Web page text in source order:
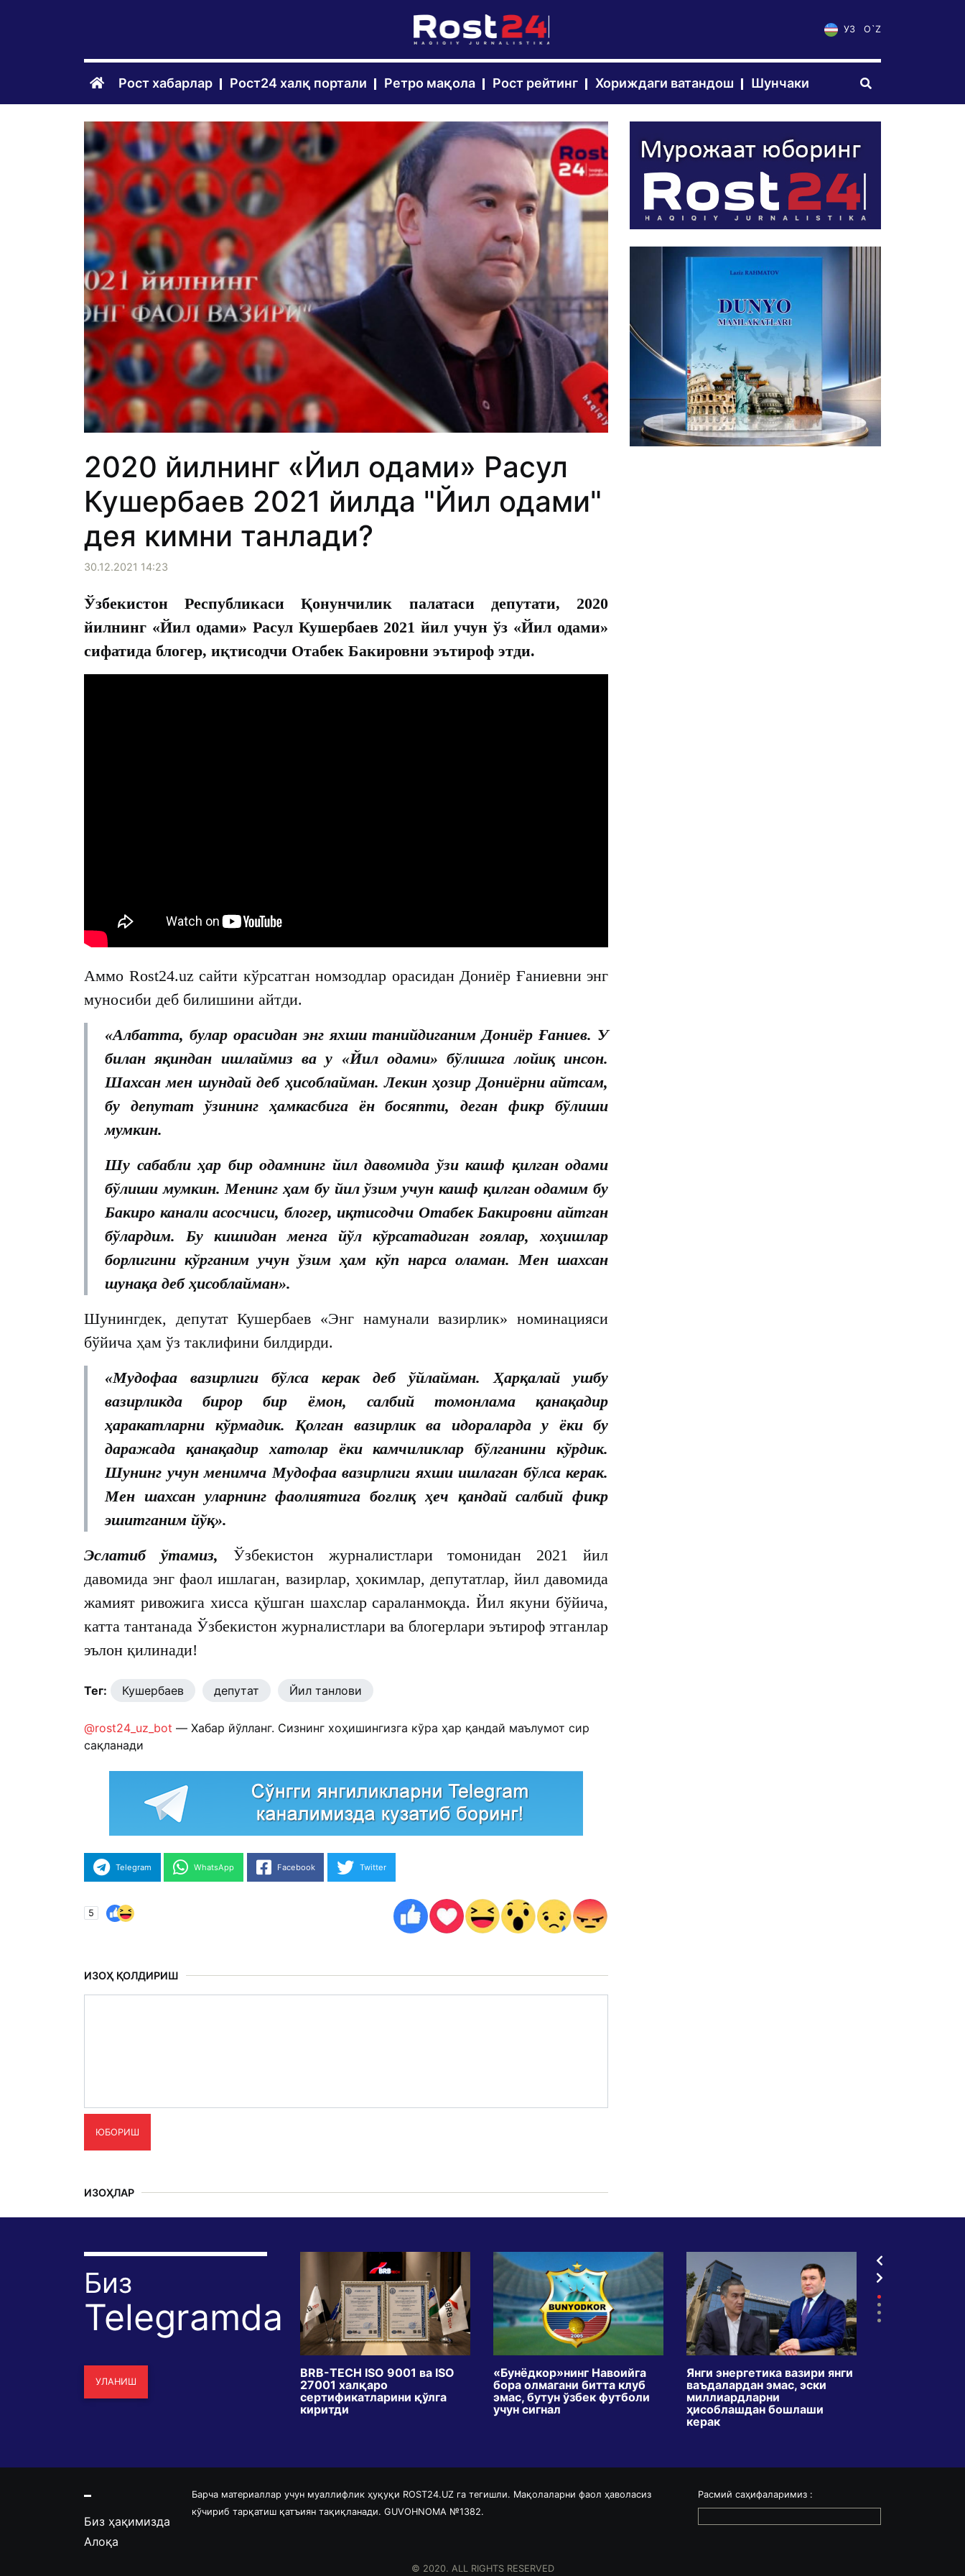
УЗ O`Z
Рост хабарлар Рост24 халқ портали Ретро мақола Рост рейтинг Хориждаги ватандош Шунчаки
2020 йилнинг «Йил одами» Расул
Кушербаев 2021 йилда "Йил одами"
дея кимни танлади?
30.12.2021 14:23
Ўзбекистон Республикаси Қонунчилик палатаси депутати, 2020
йилнинг «Йил одами» Расул Кушербаев 2021 йил учун ўз «Йил одами»
сифатида блогер, иқтисодчи Отабек Бакировни эътироф этди.
Аммо Rost24.uz сайти кўрсатган номзодлар орасидан Дониёр Ғаниевни энг
муносиби деб билишини айтди.
«Албатта, булар орасидан энг яхши танийдиганим Дониёр Ғаниев. У
билан яқиндан ишлаймиз ва у «Йил одами» бўлишга лойиқ инсон.
Шахсан мен шундай деб ҳисоблайман. Лекин ҳозир Дониёрни айтсам,
бу депутат ўзининг ҳамкасбига ён босяпти, деган фикр бўлиши
мумкин.
Шу сабабли ҳар бир одамнинг йил давомида ўзи кашф қилган одами
бўлиши мумкин. Менинг ҳам бу йил ўзим учун кашф қилган одамим бу
Бакиро канали асосчиси, блогер, иқтисодчи Отабек Бакировни айтган
бўлардим. Бу кишидан менга йўл кўрсатадиган ғоялар, хоҳишлар
борлигини кўрганим учун ўзим ҳам кўп нарса оламан. Мен шахсан
шунақа деб ҳисоблайман».
Шунингдек, депутат Кушербаев «Энг намунали вазирлик» номинацияси
бўйича ҳам ўз таклифини билдирди.
«Мудофаа вазирлиги бўлса керак деб ўйлайман. Ҳарқалай ушбу
вазирликда бирор бир ёмон, салбий томонлама қанақадир
ҳаракатларни кўрмадик. Қолган вазирлик ва идораларда у ёки бу
даражада қанақадир хатолар ёки камчиликлар бўлганини кўрдик.
Шунинг учун менимча Мудофаа вазирлиги яхши ишлаган бўлса керак.
Мен шахсан уларнинг фаолиятига боғлиқ ҳеч қандай салбий фикр
эшитганим йўқ».
Эслатиб ўтамиз, Ўзбекистон журналистлари томонидан 2021 йил
давомида энг фаол ишлаган, вазирлар, ҳокимлар, депутатлар, йил давомида
жамият ривожига хисса қўшган шахслар сараланмоқда. Йил якуни бўйича,
катта тантанада Ўзбекистон журналистлари ва блогерлари эътироф этганлар
эълон қилинади!
Тег: Кушербаев депутат Йил танлови
@rost24_uz_bot — Хабар йўлланг. Сизнинг хоҳишингизга кўра ҳар қандай маълумот сир
сақланади
Telegram WhatsApp Facebook Twitter
5
ИЗОҲ ҚОЛДИРИШ
ЮБОРИШ
ИЗОҲЛАР
Биз
Telegramda
УЛАНИШ
тақдир: Япония нега омон
қолди, Венесуэла нега
BRB-TECH ISO 9001 ва ISO
27001 халқаро
сертификатларини қўлга
киритди
«Бунёдкор»нинг Навоийга
бора олмагани битта клуб
эмас, бутун ўзбек футболи
учун сигнал
Янги энергетика вазири янги
ваъдалардан эмас, эски
миллиардларни
ҳисоблашдан бошлаши
керак
Биз ҳақимизда
Алоқа
Барча материаллар учун муаллифлик ҳуқуқи ROST24.UZ га тегишли. Мақолаларни фаол ҳаволасиз
кўчириб тарқатиш қатъиян тақиқланади. GUVOHNOMA №1382.
Расмий саҳифаларимиз :
© 2020. ALL RIGHTS RESERVED